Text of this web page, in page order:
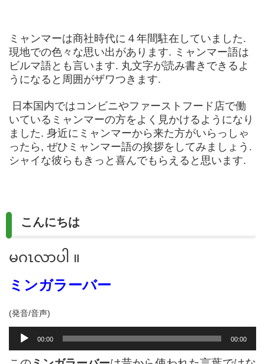
ミャンマーは商社時代に４年間駐在していました.
現地での色々な思い出があります. ミャンマー語は
ビルマ語とも言います. 丸文字が読み書きできるよ
うになると周囲がザワつきます.
日本国内ではコンビニやファーストフード店で働
いているミャンマーの方をよく見かけるようになり
ました. 身近にミャンマーから来た方がいらっしゃ
ったら, ぜひミャンマー語の挨拶をしてみましょう.
シャイな彼らもきっと喜んでもらえると思います.
こんにちは
မဂၤလာပါ ။
ミンガラーバー
(発音/音声)
プ
00:00 00:00